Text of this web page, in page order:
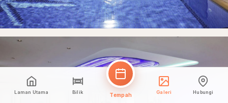
Laman Utama Bilik Tempah Galeri Hubungi